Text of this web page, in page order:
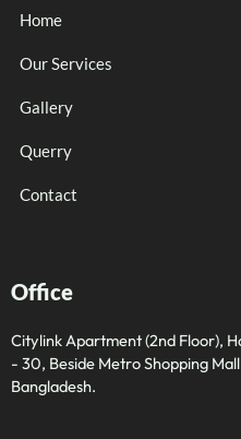
Home
Our Services
Gallery
Querry
Contact
Office
Citylink Apartment (2nd Floor),
- 30, Beside Metro Shopping
Bangladesh.